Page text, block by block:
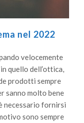
nel 2022
velocemente
quello dell’ottica,
prodotti sempre
sanno molto bene
necessario fornirsi
sono sempre